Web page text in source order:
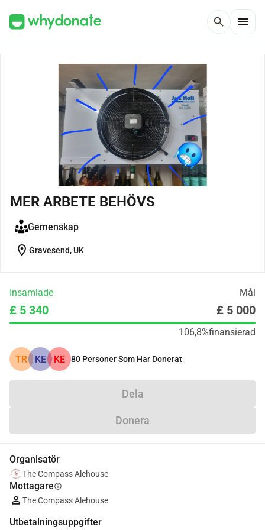
search menu
MER ARBETE BEHÖVS
Gemenskap
location_on Gravesend, UK
Insamlade Mål
£ 5 340 £ 5 000
106,8%finansierad
TR KE KE 80 Personer Som Har Donerat
Dela
Donera
Organisatör
The Compass Alehouse
Mottagareinfo
The Compass Alehouse
Utbetalningsuppgifter